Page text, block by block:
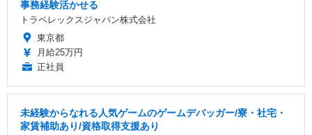
事務経験活かせる
トラベレックスジャパン株式会社
東京都
月給25万円
正社員
未経験からなれる人気ゲームのゲームデバッガー/寮・社宅・
家賃補助あり/資格取得支援あり